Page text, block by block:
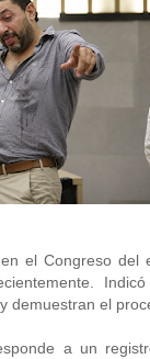
el Congreso
demuestran el
a un